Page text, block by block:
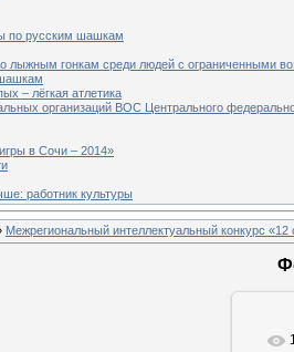
по русским шашкам
лыжным гонкам среди людей с ограниченными
– лёгкая атлетика
организаций ВОС Центрального
в Сочи – 2014»
работник культуры
Межрегиональный интеллектуальный конкурс